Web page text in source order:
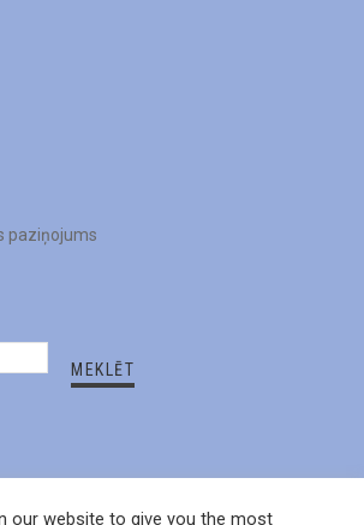
paziņojums
our website to give you the most